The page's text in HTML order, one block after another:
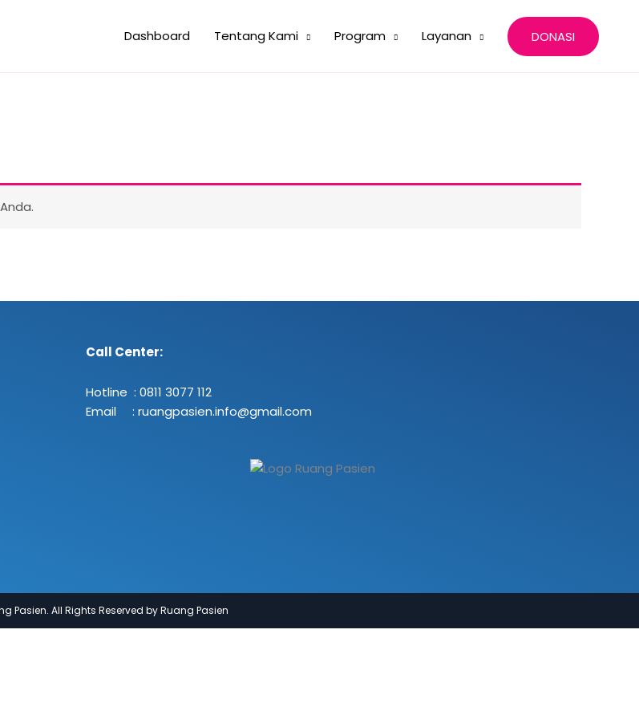
Dashboard Tentang Kami Program Layanan DONASI
Call Center:
Hotline : 0811 3077 112
Email : ruangpasien.info@gmail.com
Pasien. All Rights Reserved by Ruang Pasien